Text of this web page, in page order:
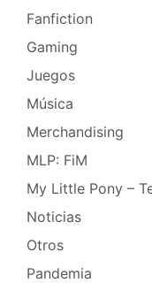
Fanfiction
Gaming
Juegos
Música
Merchandising
MLP: FiM
My Little Pony –
Noticias
Otros
Pandemia